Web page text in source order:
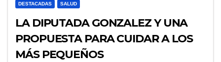
DESTACADAS SALUD
LA DIPUTADA GONZALEZ Y UNA
PROPUESTA PARA CUIDAR A LOS
MÁS PEQUEÑOS